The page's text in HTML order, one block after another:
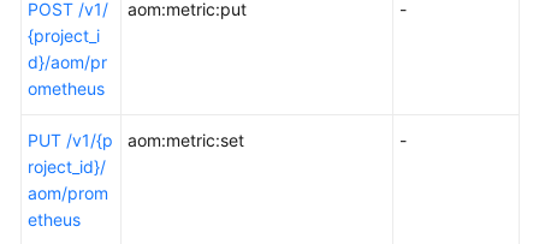
POST /v1/
{project_i
d}/aom/pr
ometheus
aom:metric:put -
PUT /v1/{p
roject_id}/
aom/prom
etheus
aom:metric:set -